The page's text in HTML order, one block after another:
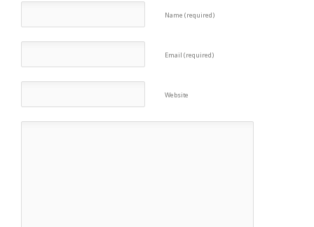
Name (required)
Email (required)
Website